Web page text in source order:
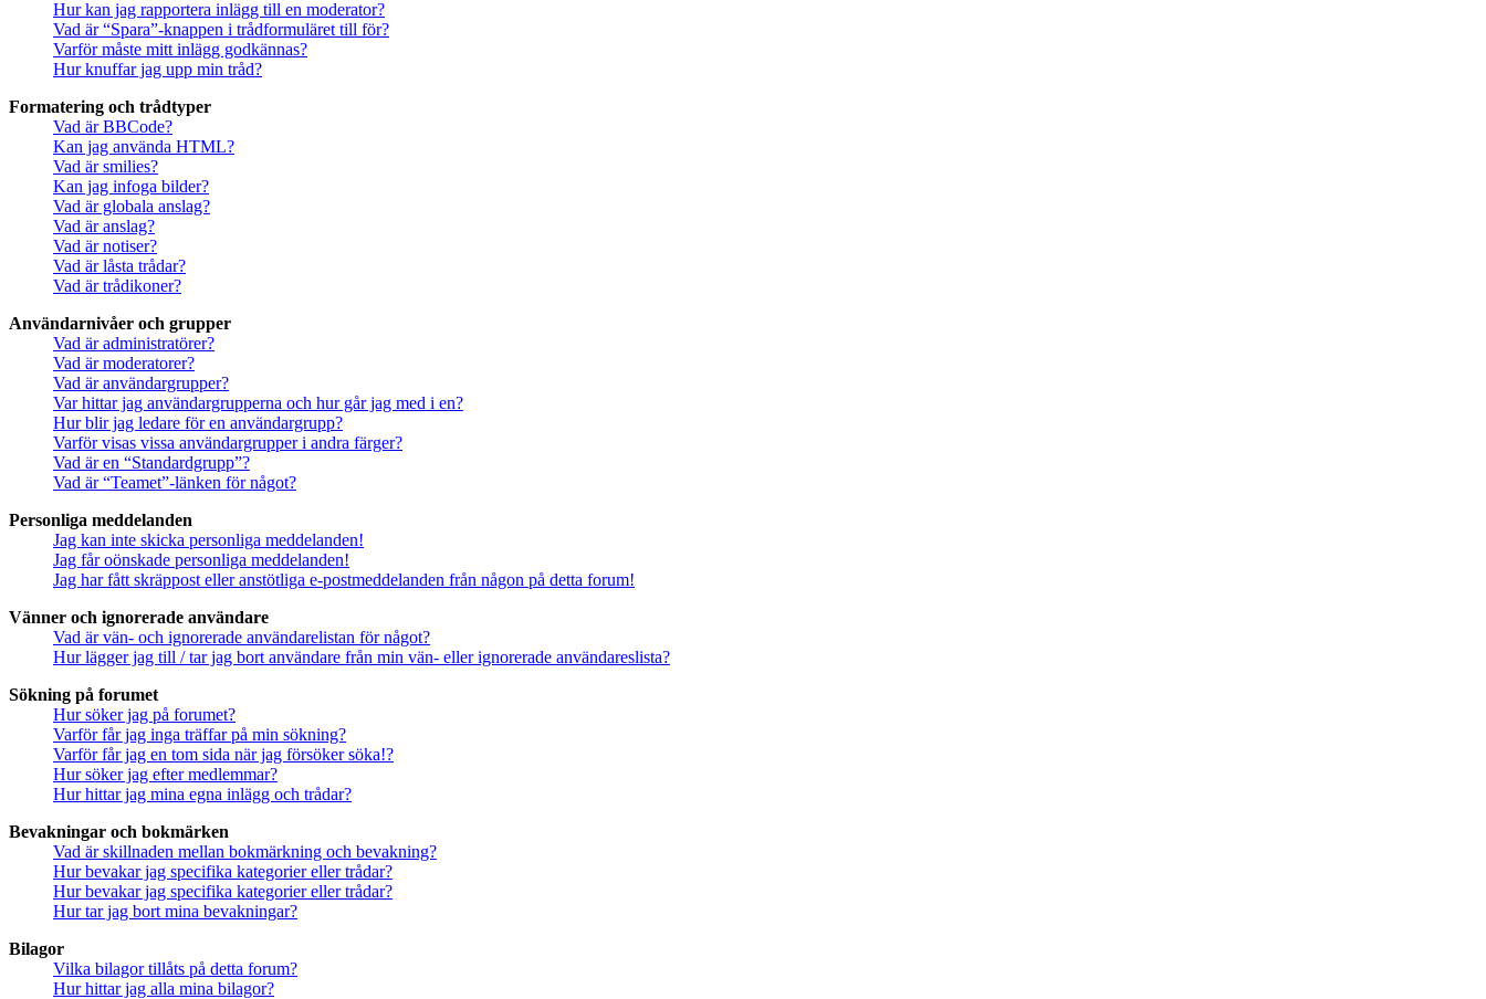
Hur kan jag rapportera inlägg till en moderator?
Vad är “Spara”-knappen i trådformuläret till för?
Varför måste mitt inlägg godkännas?
Hur knuffar jag upp min tråd?
Formatering och trådtyper
Vad är BBCode?
Kan jag använda HTML?
Vad är smilies?
Kan jag infoga bilder?
Vad är globala anslag?
Vad är anslag?
Vad är notiser?
Vad är låsta trådar?
Vad är trådikoner?
Användarnivåer och grupper
Vad är administratörer?
Vad är moderatorer?
Vad är användargrupper?
Var hittar jag användargrupperna och hur går jag med i en?
Hur blir jag ledare för en användargrupp?
Varför visas vissa användargrupper i andra färger?
Vad är en “Standardgrupp”?
Vad är “Teamet”-länken för något?
Personliga meddelanden
Jag kan inte skicka personliga meddelanden!
Jag får oönskade personliga meddelanden!
Jag har fått skräppost eller anstötliga e-postmeddelanden från någon på detta forum!
Vänner och ignorerade användare
Vad är vän- och ignorerade användarelistan för något?
Hur lägger jag till / tar jag bort användare från min vän- eller ignorerade användareslista?
Sökning på forumet
Hur söker jag på forumet?
Varför får jag inga träffar på min sökning?
Varför får jag en tom sida när jag försöker söka!?
Hur söker jag efter medlemmar?
Hur hittar jag mina egna inlägg och trådar?
Bevakningar och bokmärken
Vad är skillnaden mellan bokmärkning och bevakning?
Hur bevakar jag specifika kategorier eller trådar?
Hur bevakar jag specifika kategorier eller trådar?
Hur tar jag bort mina bevakningar?
Bilagor
Vilka bilagor tillåts på detta forum?
Hur hittar jag alla mina bilagor?